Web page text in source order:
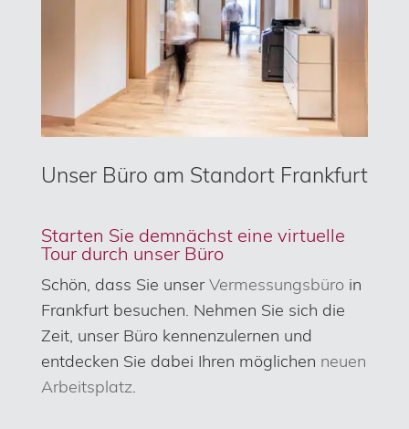
Unser Büro am Standort Frankfurt
Starten Sie demnächst eine virtuelle
Tour durch unser Büro
Schön, dass Sie unserVermessungsbüroin
Frankfurt besuchen. Nehmen Sie sich die
Zeit, unser Büro kennenzulernen und
entdecken Sie dabei Ihren möglichen neuen
Arbeitsplatz.